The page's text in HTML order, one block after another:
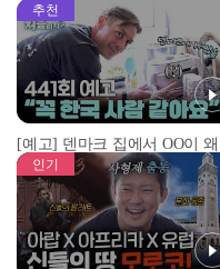
추천
인기